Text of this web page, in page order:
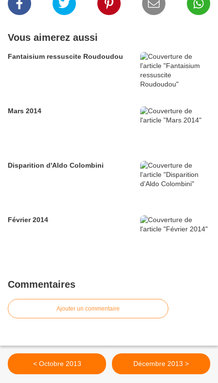
Vous aimerez aussi
Fantaisium ressuscite Roudoudou
Mars 2014
Disparition d'Aldo Colombini
Février 2014
Commentaires
Ajouter un commentaire
< Octobre 2013 Décembre 2013 >